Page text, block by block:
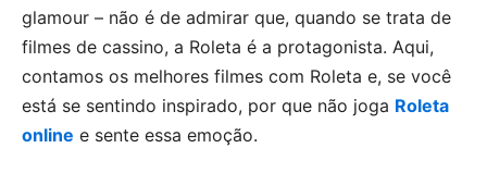
glamour – não é de admirar que, quando se trata de
filmes de cassino, a Roleta é a protagonista. Aqui,
contamos os melhores filmes com Roleta e, se você
está se sentindo inspirado, por que não joga Roleta
online e sente essa emoção.